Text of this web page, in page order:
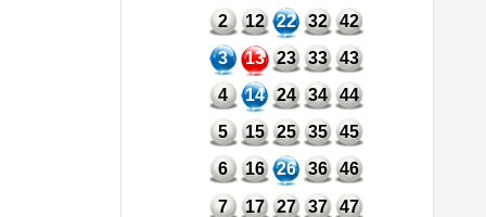
2 12 22 32 42
3 13 23 33 43
4 14 24 34 44
5 15 25 35 45
6 16 26 36 46
7 17 27 37 47